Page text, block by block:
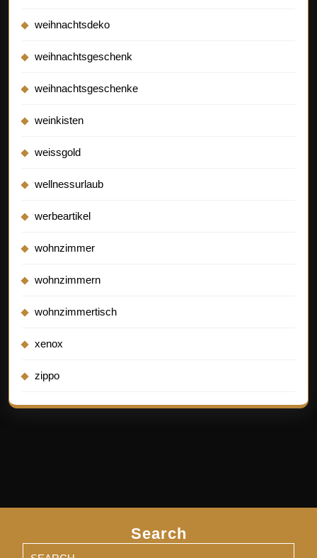
weihnachtsdeko
weihnachtsgeschenk
weihnachtsgeschenke
weinkisten
weissgold
wellnessurlaub
werbeartikel
wohnzimmer
wohnzimmern
wohnzimmertisch
xenox
zippo
Search